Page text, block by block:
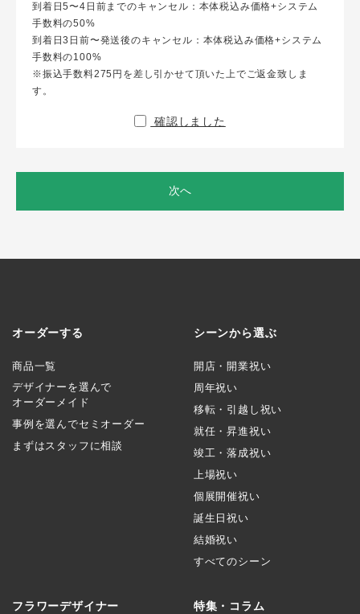
到着日5〜4日前までのキャンセル：本体税込み価格+システム
手数料の50%
到着日3日前〜発送後のキャンセル：本体税込み価格+システム
手数料の100%
※振込手数料275円を差し引かせて頂いた上でご返金致しま
す。
確認しました
次へ
オーダーする
商品一覧
デザイナーを選んで
オーダーメイド
事例を選んでセミオーダー
まずはスタッフに相談
シーンから選ぶ
開店・開業祝い
周年祝い
移転・引越し祝い
就任・昇進祝い
竣工・落成祝い
上場祝い
個展開催祝い
誕生日祝い
結婚祝い
すべてのシーン
フラワーデザイナー 特集・コラム